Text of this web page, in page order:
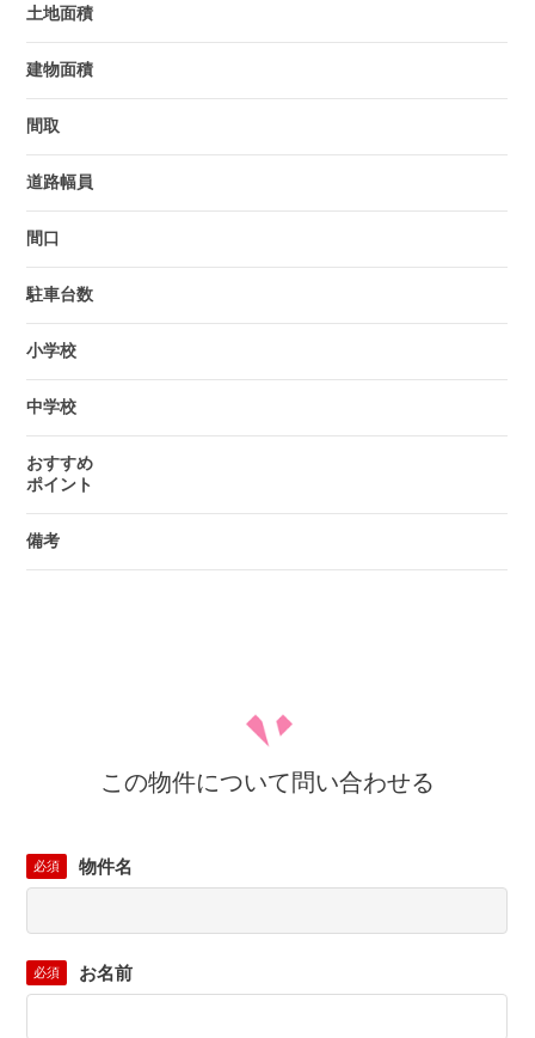
土地面積
建物面積
間取
道路幅員
間口
駐車台数
小学校
中学校
おすすめ
ポイント
備考
この物件について問い合わせる
必須 物件名
必須 お名前